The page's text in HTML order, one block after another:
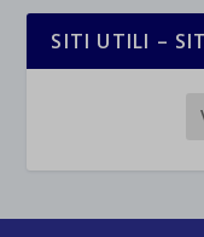
SITI UTILI –